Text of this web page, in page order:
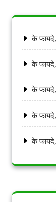
के
के
के
के
के